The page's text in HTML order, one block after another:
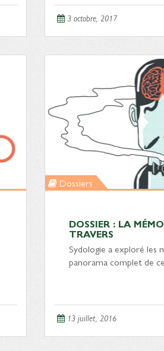
3 octobre, 2017
Dossiers
DOSSIER : LA
TRAVERS
Sydologie a exploré les
panorama complet de
13 juillet, 2016